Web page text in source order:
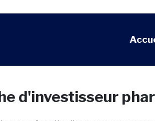
d'investisseur